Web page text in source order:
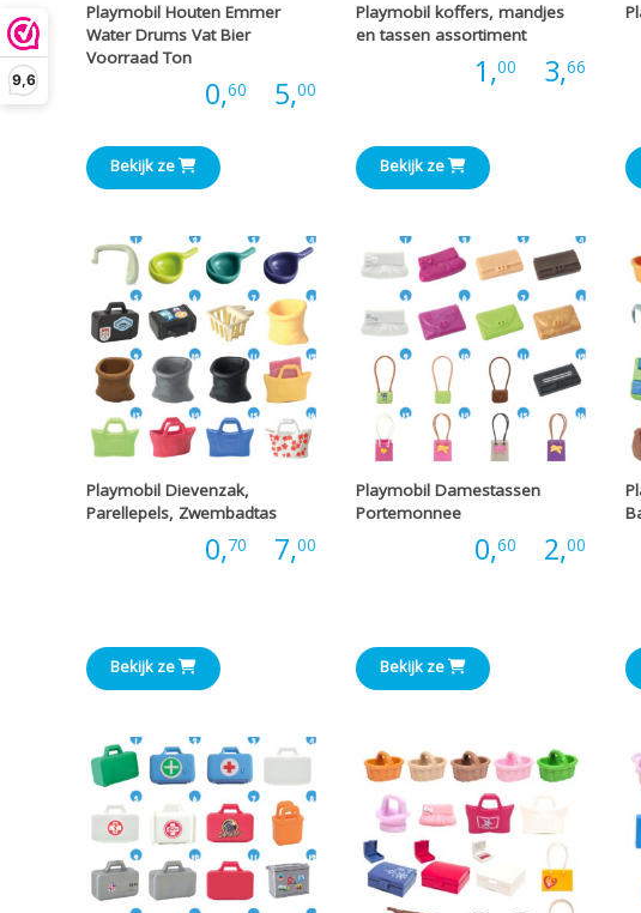
9,6
Playmobil Houten Emmer
Water Drums Vat Bier
Voorraad Ton
0,60 5,00Prijsklasse:
€0,60
€5,00
Bekijk ze
Playmobil koffers, mandjes
en tassen assortiment
1,00 3,66
Bekijk ze
Playmobil Dievenzak,
Parellepels, Zwembadtas
0,70 7,00Prijsklasse:
€7,00
Bekijk ze
Playmobil Damestassen
Portemonnee
0,60 2,00
Bekijk ze